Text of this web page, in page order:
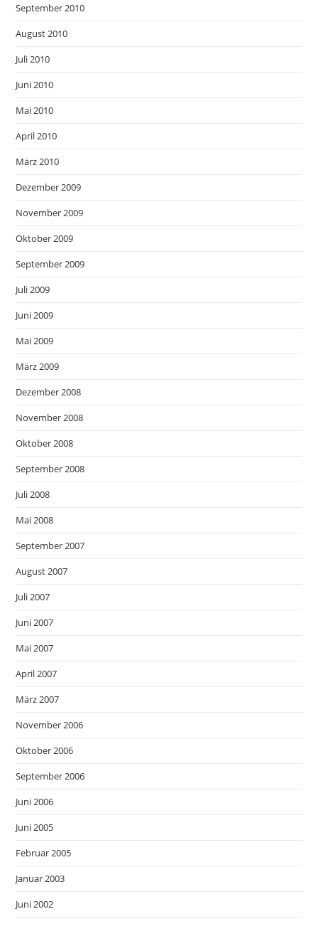
September 2010
August 2010
Juli 2010
Juni 2010
Mai 2010
April 2010
März 2010
Dezember 2009
November 2009
Oktober 2009
September 2009
Juli 2009
Juni 2009
Mai 2009
März 2009
Dezember 2008
November 2008
Oktober 2008
September 2008
Juli 2008
Mai 2008
September 2007
August 2007
Juli 2007
Juni 2007
Mai 2007
April 2007
März 2007
November 2006
Oktober 2006
September 2006
Juni 2006
Juni 2005
Februar 2005
Januar 2003
Juni 2002